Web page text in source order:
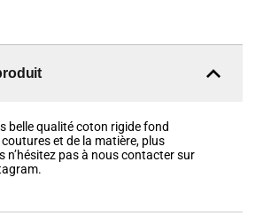
belle qualité coton rigide fond
et de la matière, plus
n’hésitez pas à nous contacter sur